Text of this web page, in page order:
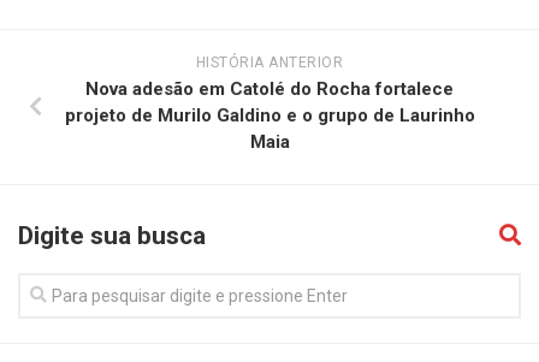
HISTÓRIA ANTERIOR
Nova adesão em Catolé do Rocha fortalece
projeto de Murilo Galdino e o grupo de Laurinho
Maia
Digite sua busca